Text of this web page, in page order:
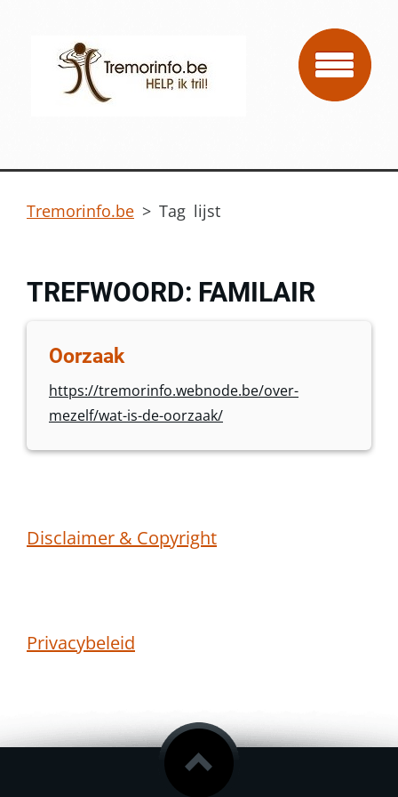
Tremorinfo.be > Tag lijst
TREFWOORD: FAMILAIR
Oorzaak
https://tremorinfo.webnode.be/over-
mezelf/wat-is-de-oorzaak/
Disclaimer & Copyright
Privacybeleid